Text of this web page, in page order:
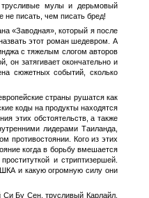
мулы и дерьмовый
писать, чем писать бред!
«Заводная», который я после
этот роман шедевром. А
с тяжелым слогом авторов
он затягивает окончательно и
сюжетных событий, сколько
страны рушатся как
коды на продукты находятся
этих обстоятельств, а также
лидерами Таиланда,
противостоянии. Кого из этих
когда в борьбу вмешается
и стриптизершей.
и какую огромную силу они
Си Бу Сен, трусливый Карлайл,